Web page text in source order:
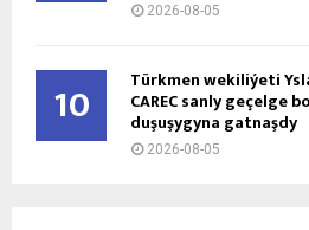
2026-08-05
10 Türkmen wekiliýeti
CAREC sanly geçelge
duşuşygyna gatnaşdy
2026-08-05